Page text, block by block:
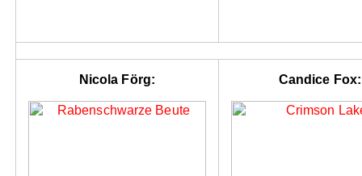
Nicola Förg: Candice Fox: